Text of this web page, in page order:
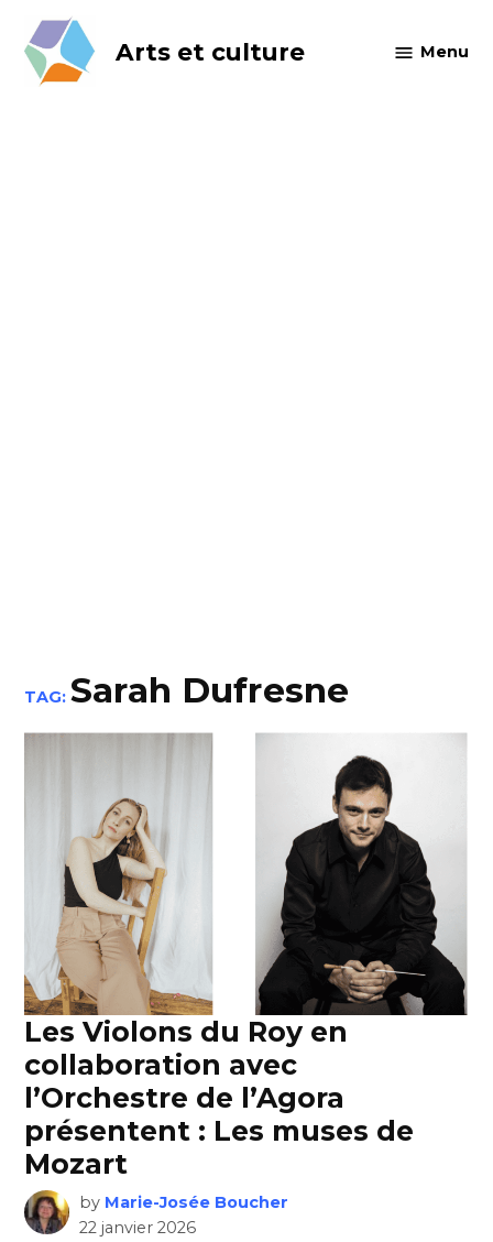
content
Arts et culture Menu
TAG:Sarah Dufresne
Les Violons du Roy en
collaboration avec
l’Orchestre de l’Agora
présentent : Les muses de
Mozart
by Marie-Josée Boucher
22 janvier 2026